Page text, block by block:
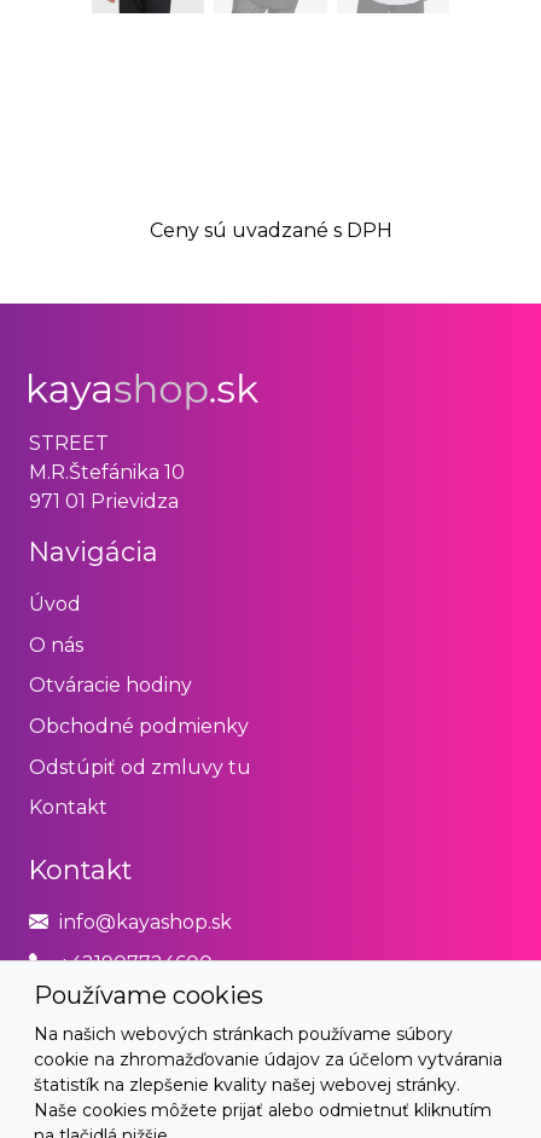
Ceny sú uvadzané s DPH
Používame cookies
Na našich webových stránkach používame súbory
cookie na zhromažďovanie údajov za účelom vytvárania
štatistík na zlepšenie kvality našej webovej stránky.
Naše cookies môžete prijať alebo odmietnuť kliknutím
STREET
M.R.Štefánika 10
971 01 Prievidza
Navigácia
Úvod
O nás
Otváracie hodiny
Obchodné podmienky
Odstúpiť od zmluvy tu
Kontakt
Kontakt
info@kayashop.sk
+421907724600
Právne
Obchodné podmienky
Zásady používania cookies